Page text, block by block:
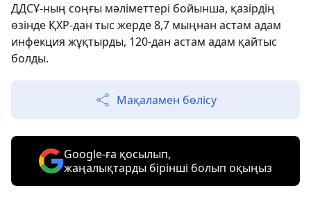
ДДСҰ-ның соңғы мәліметтері бойынша, қазірдің
өзінде ҚХР-дан тыс жерде 8,7 мыңнан астам адам
инфекция жұқтырды, 120-дан астам адам қайтыс
болды.
Мақаламен бөлісу
Google-ға қосылып,
жаңалықтарды бірінші болып оқыңыз